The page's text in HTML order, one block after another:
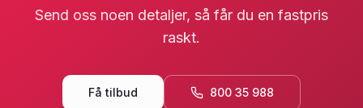
Send oss noen detaljer, så får du en fastpris
raskt.
Få tilbud 800 35 988